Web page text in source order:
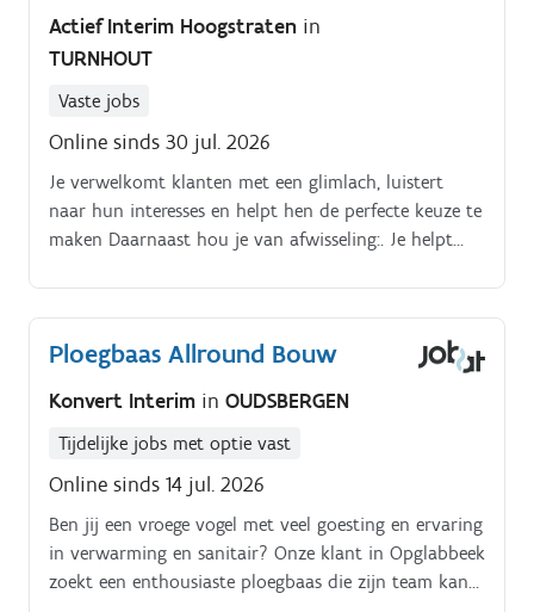
Actief Interim Hoogstraten in
TURNHOUT
Vaste jobs
Online sinds 30 jul. 2026
Je verwelkomt klanten met een glimlach, luistert
naar hun interesses en helpt hen de perfecte keuze te
maken Daarnaast hou je van afwisseling:. Je helpt
Ploegbaas Allround Bouw
Konvert Interim in OUDSBERGEN
Tijdelijke jobs met optie vast
Online sinds 14 jul. 2026
Ben jij een vroege vogel met veel goesting en ervaring
in verwarming en sanitair? Onze klant in Opglabbeek
zoekt een enthousiaste ploegbaas die zijn team kan